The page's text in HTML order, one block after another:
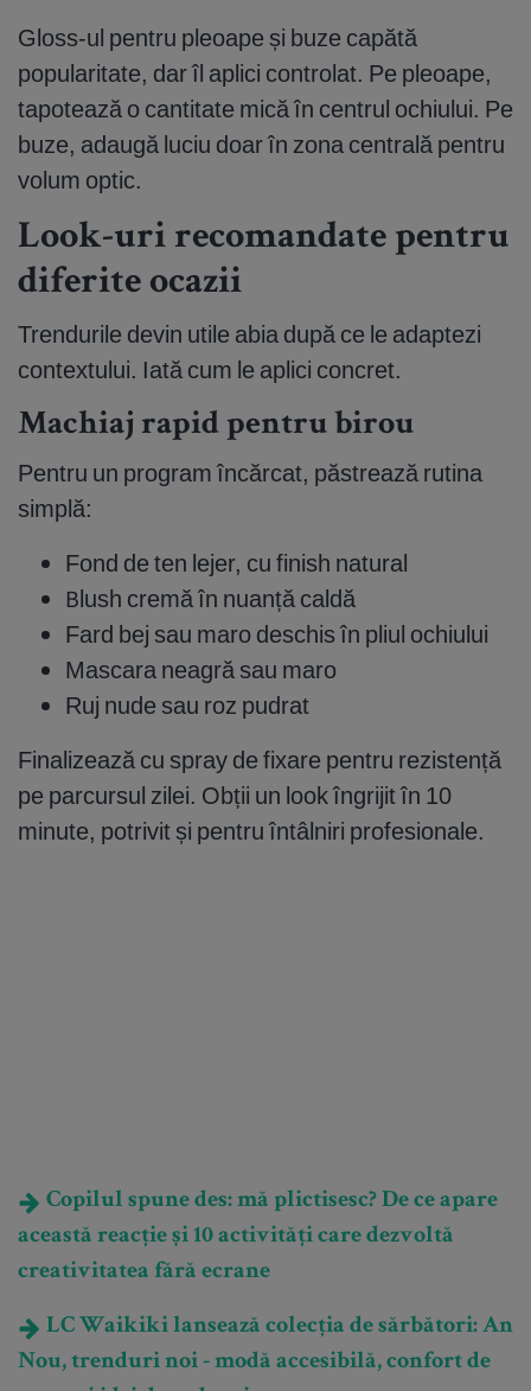
Gloss-ul pentru pleoape și buze capătă
popularitate, dar îl aplici controlat. Pe pleoape,
tapotează o cantitate mică în centrul ochiului. Pe
buze, adaugă luciu doar în zona centrală pentru
volum optic.
Look-uri recomandate pentru
diferite ocazii
Trendurile devin utile abia după ce le adaptezi
contextului. Iată cum le aplici concret.
Machiaj rapid pentru birou
Pentru un program încărcat, păstrează rutina
simplă:
Fond de ten lejer, cu finish natural
Blush cremă în nuanță caldă
Fard bej sau maro deschis în pliul ochiului
Mascara neagră sau maro
Ruj nude sau roz pudrat
Finalizează cu spray de fixare pentru rezistență
pe parcursul zilei. Obții un look îngrijit în 10
minute, potrivit și pentru întâlniri profesionale.
Copilul spune des: mă plictisesc? De ce apare
această reacție și 10 activități care dezvoltă
creativitatea fără ecrane
LC Waikiki lansează colecția de sărbători: An
Nou, trenduri noi - modă accesibilă, confort de